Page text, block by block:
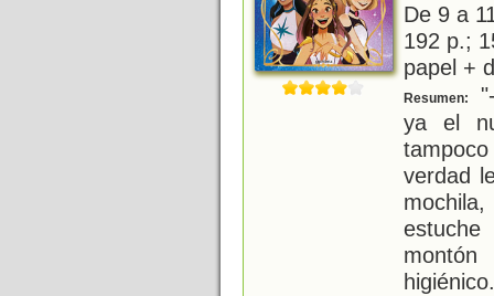
De 9 a
192 p.;
papel +
Resumen:
ya el
verdad